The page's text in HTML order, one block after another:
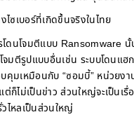
ซเบอร์ที่เกิดขึ้นจริงในไทย
โดนโจมตีแบบ Ransomware
จมตีรูปแบบอื่นเช่น ระบบโดนแฮ
คุมเหมือนกับ “ซอมบี้” หน่วยงา
ก็ไม่เป็นข่าว ส่วนใหญ่จะเป็นเรื่
ไหลเป็นส่วนใหญ่